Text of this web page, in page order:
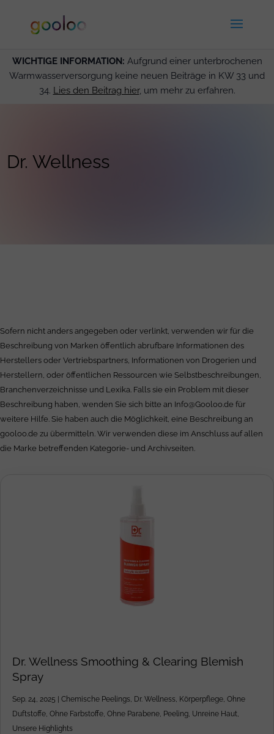
WICHTIGE INFORMATION: Aufgrund einer unterbrochenen
Warmwasserversorgung keine neuen Beiträge in KW 33 und
34. Lies den Beitrag hier, um mehr zu erfahren.
Dr. Wellness
Sofern nicht anders angegeben oder verlinkt, verwenden wir für die
Beschreibung von Marken öffentlich abrufbare Informationen des
Herstellers oder Vertriebspartners, Informationen von Drogerien und
Herstellern, oder öffentlichen Ressourcen wie Selbstbeschreibungen,
Branchenverzeichnisse und Lexika. Falls sie ein Problem mit dieser
Beschreibung haben, wenden Sie sich bitte an Info@Gooloo.de für
weitere Hilfe. Sie haben auch die Möglichkeit, eine Beschreibung an
gooloo.de zu übermitteln. Wir verwenden diese im Anschluss auf allen
die Marke betreffenden Kategorie- und Archivseiten.
Dr. Wellness Smoothing & Clearing Blemish
Spray
Sep. 24, 2025 Chemische Peelings, Dr. Wellness, Körperpflege, Ohne
Duftstoffe, Ohne Farbstoffe, Ohne Parabene, Peeling, Unreine Haut,
Unsere Highlights